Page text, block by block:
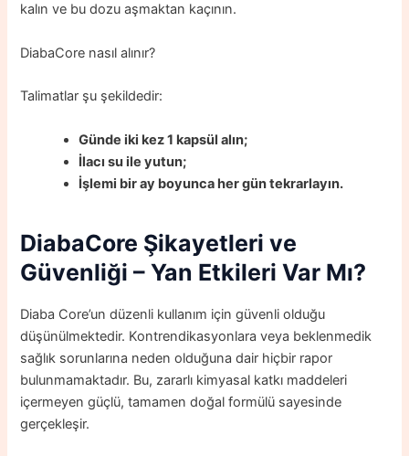
kalın ve bu dozu aşmaktan kaçının.
DiabaCore nasıl alınır?
Talimatlar şu şekildedir:
Günde iki kez 1 kapsül alın;
İlacı su ile yutun;
İşlemi bir ay boyunca her gün tekrarlayın.
DiabaCore Şikayetleri ve
Güvenliği – Yan Etkileri Var Mı?
Diaba Core’un düzenli kullanım için güvenli olduğu
düşünülmektedir. Kontrendikasyonlara veya beklenmedik
sağlık sorunlarına neden olduğuna dair hiçbir rapor
bulunmamaktadır. Bu, zararlı kimyasal katkı maddeleri
içermeyen güçlü, tamamen doğal formülü sayesinde
gerçekleşir.